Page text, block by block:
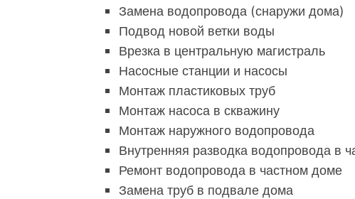
Замена водопровода (снаружи дома)
Подвод новой ветки воды
Врезка в центральную магистраль
Насосные станции и насосы
Монтаж пластиковых труб
Монтаж насоса в скважину
Монтаж наружного водопровода
Внутренняя разводка водопровода в
Ремонт водопровода в частном доме
Замена труб в подвале дома